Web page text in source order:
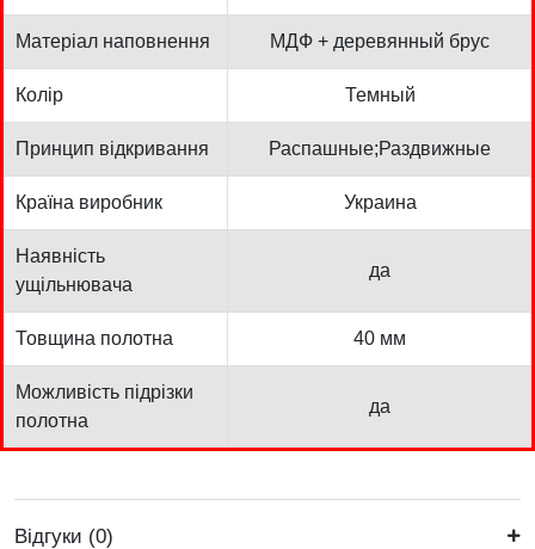
Матеріал наповнення МДФ + деревянный брус
Колір Темный
Принцип відкривання Распашные;Раздвижные
Країна виробник Украина
Наявність
ущільнювача
да
Товщина полотна 40 мм
Можливість підрізки
полотна
да
Відгуки (0)